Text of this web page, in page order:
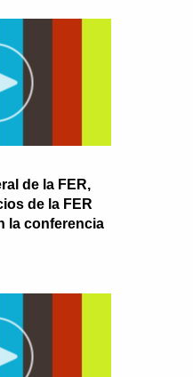
de la FER,
de la FER
la conferencia